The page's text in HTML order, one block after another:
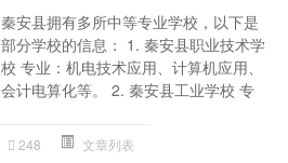
秦安县拥有多所中等专业学校，以下是
部分学校的信息： 1. 秦安县职业技术学
校 专业：机电技术应用、计算机应用、
会计电算化等。 2. 秦安县工业学校 专
248 文章列表